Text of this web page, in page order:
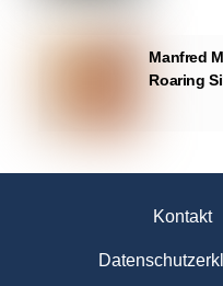
Manfred
Roaring
Kontakt